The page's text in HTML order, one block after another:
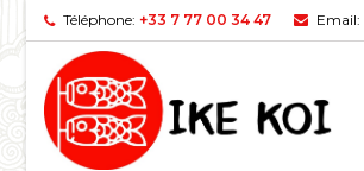
Téléphone: +33 7 77 00 34 47 Email: